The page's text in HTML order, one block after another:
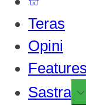
Teras
Opini
Features
Sastra